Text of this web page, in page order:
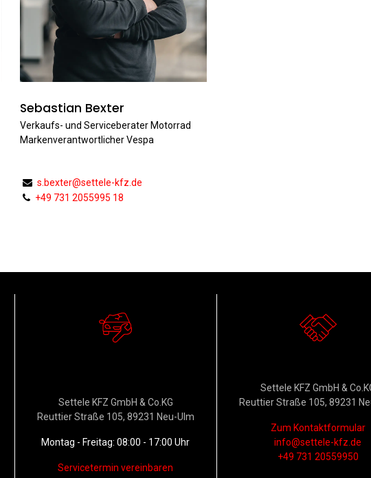
Sebastian Bexter
Verkaufs- und Serviceberater Motorrad
Markenverantwortlicher Vespa
s.bexter@settele-kfz.de
+49 731 2055995 18
Settele KFZ GmbH & Co.KG
Reuttier Straße 105, 89231 Neu-Ulm
Montag - Freitag: 08:00 - 17:00 Uhr
Servicetermin vereinbaren
Settele KFZ GmbH &
Reuttier Straße 105, 89231
Zum Kontaktformular
info@settele-kfz.de
+49 731 20559950